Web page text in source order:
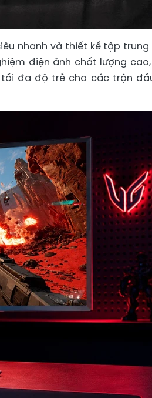
nhanh và thiết kế tập
điện ảnh chất lượng
đa độ trễ cho các trận